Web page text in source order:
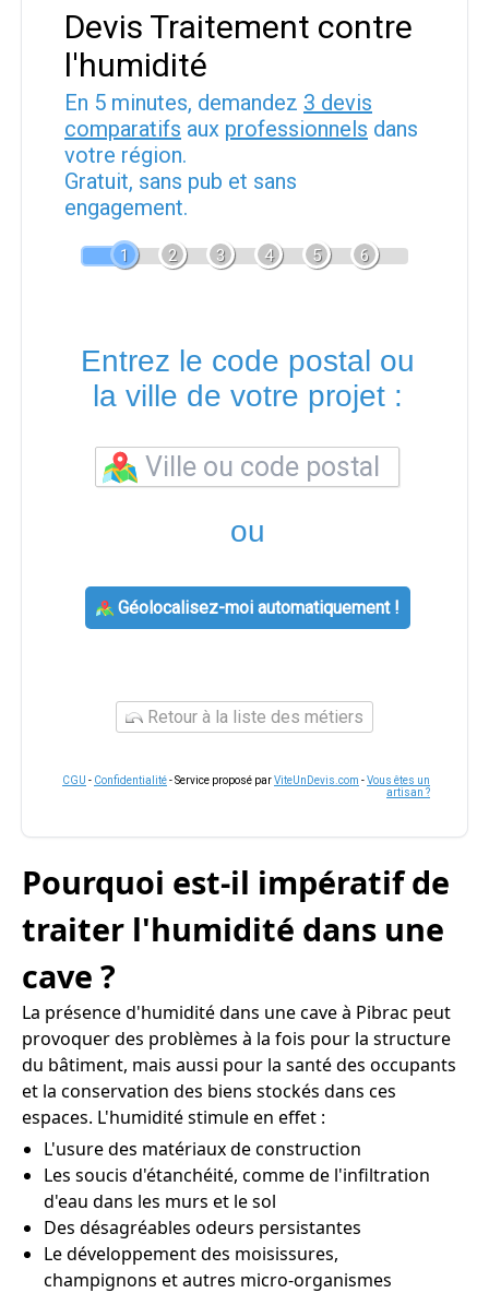
Devis Traitement contre
l'humidité
En 5 minutes, demandez 3 devis
comparatifs aux professionnels dans
votre région.
Gratuit, sans pub et sans
engagement.
1 2 3 4 5 6
Entrez le code postal ou
la ville de votre projet :
ou
Géolocalisez-moi automatiquement !
Retour à la liste des métiers
CGU - Confidentialité- Service proposé parViteUnDevis.com -Vous êtes un
artisan ?
Pourquoi est-il impératif de
traiter l'humidité dans une
cave ?
La présence d'humidité dans une cave à Pibrac peut
provoquer des problèmes à la fois pour la structure
du bâtiment, mais aussi pour la santé des occupants
et la conservation des biens stockés dans ces
espaces. L'humidité stimule en effet :
L'usure des matériaux de construction
Les soucis d'étanchéité, comme de l'infiltration
d'eau dans les murs et le sol
Des désagréables odeurs persistantes
Le développement des moisissures,
champignons et autres micro-organismes